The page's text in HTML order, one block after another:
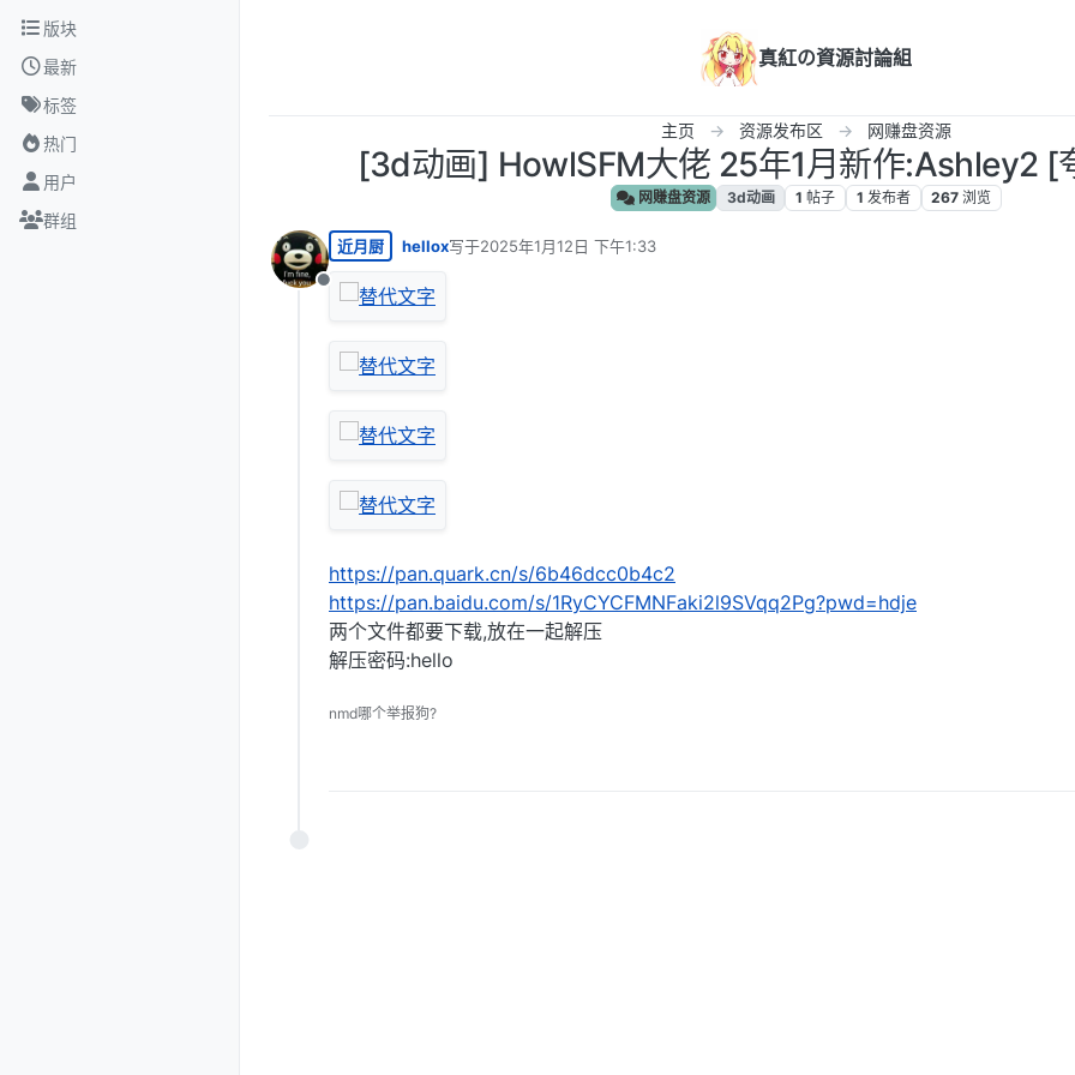
跳转至内容
版块
最新
标签
热门
用户
群组
真紅の資源討論組
主页 资源发布区 网赚盘资源
[3d动画] HowlSFM大佬 25年1月新作:Ashley2 [
网赚盘资源 3d动画 1 帖子 1 发布者 267 浏览
离线
近月厨 hellox写于2025年1月12日 下午1:33
最后由 编辑
https://pan.quark.cn/s/6b46dcc0b4c2
https://pan.baidu.com/s/1RyCYCFMNFaki2l9SVqq2Pg?pwd=hdje
两个文件都要下载,放在一起解压
解压密码:hello
nmd哪个举报狗?